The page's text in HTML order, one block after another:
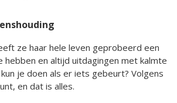
ze haar hele leven geprobeerd een
hebben en altijd uitdagingen met kalmte
je doen als er iets gebeurt? Volgens
en dat is alles.